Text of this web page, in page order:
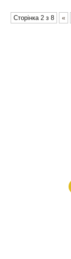
Сторінка 2 з 8 «